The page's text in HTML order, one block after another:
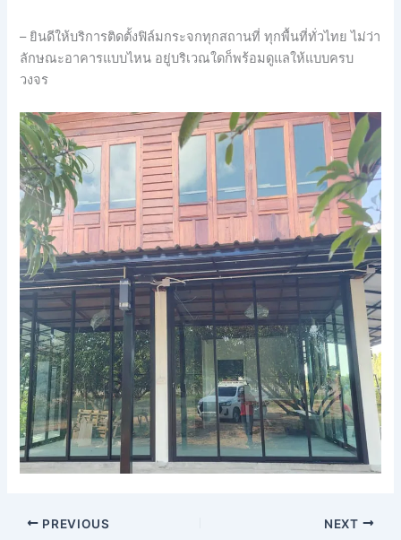
– ยินดีให้บริการติดตั้งฟิล์มกระจกทุกสถานที่ ทุกพื้นที่ทั่วไทย ไม่ว่า
ลักษณะอาคารแบบไหน อยู่บริเวณใดก็พร้อมดูแลให้แบบครบ
วงจร
PREVIOUS NEXT